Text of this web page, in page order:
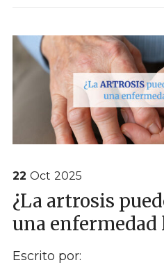
22 Oct 2025
¿La artrosis
una enfermedad
Escrito por: